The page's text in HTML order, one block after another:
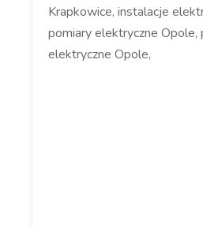
Krapkowice, instalacje
pomiary elektryczne Opole,
elektryczne Opole,